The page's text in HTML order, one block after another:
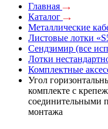
Главная
Каталог
Металлические
Листовые лотки
Сендзимир (все
Лотки
Комплектные
Угол
комплекте с
соединительными
монтажа